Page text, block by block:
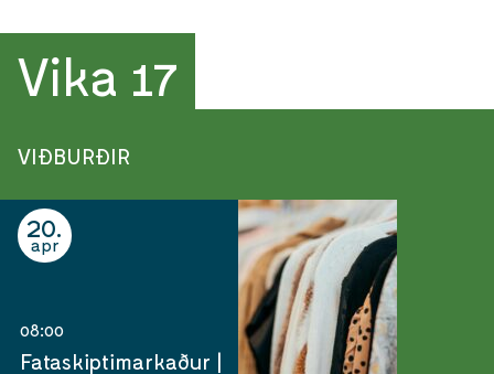
Vika 17
VIÐBURÐIR
20
apr
08:00
Fataskiptimarkaður |